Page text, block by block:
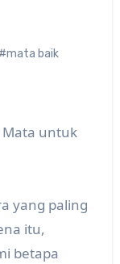
#mata baik
untuk
yang paling
itu,
betapa